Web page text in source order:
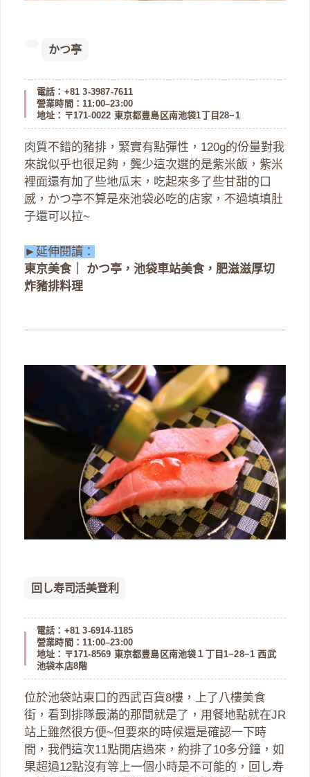
かつ亭
電話：+81 3-3987-7611
營業時間：11:00–23:00
地址：〒171-0022 東京都豊島区南池袋1丁目28−1
肉質不錯的豬排，緊實有點彈性，120g的份量對我
來說似乎也很足夠，龔少這次選的是紫米飯，紫米
裡面還有加了些地瓜末，吃起來多了些甘甜的口
感，かつ亭不算是來池袋必吃的店家，不過填填肚
子還可以拉~
►延伸閱讀：
東京美食｜ かつ亭，池袋車站美食，肥滋滋厚切
炸豬排料理
回し寿司活美登利
電話：+81 3-6914-1185
營業時間：11:00–23:00
地址：〒171-8569 東京都豊島区南池袋１丁目1−28−1 西武
池袋本店8階
位於池袋站東口的西武百貨8樓，上了八樓美食
街，看到排隊最滿的那間就是了，用餐地點就在JR
站上雖然很方便~但要來的時候還是確認一下時
間，我們這次11點開店過來，約排了10多分鐘，如
果超過12點沒有等上一個小時是不可能的，回し寿